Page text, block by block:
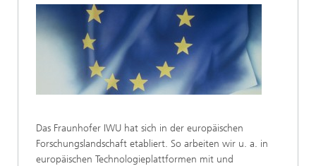
Das Fraunhofer IWU hat sich in der europäischen
Forschungslandschaft etabliert. So arbeiten wir u. a. in
europäischen Technologieplattformen mit und